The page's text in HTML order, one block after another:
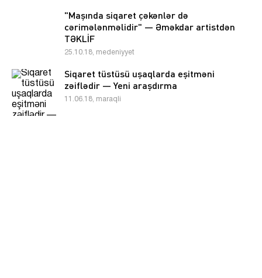
"Maşında siqaret çəkənlər də
cərimələnməlidir" — Əməkdar artistdən
TƏKLİF
25.10.18, medeniyyet
Siqaret tüstüsü uşaqlarda eşitməni
zəiflədir — Yeni araşdırma
11.06.18, maraqli